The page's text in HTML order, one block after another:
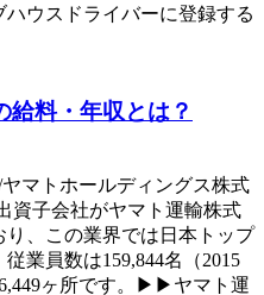
ウスドライバーに登録する
給料・年収とは？
ヤマトホールディングス株式
資子会社がヤマト運輸株式
、この業界では日本トップ
業員数は159,844名（2015
ヶ所です。▶▶ヤマト運